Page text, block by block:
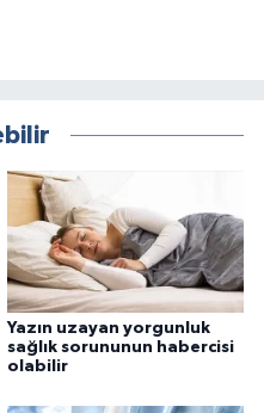
Yazın uzayan yorgunluk
sağlık sorununun habercisi
olabilir